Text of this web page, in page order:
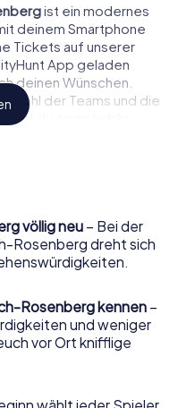
ist ein modernes
deinem Smartphone
Tickets auf unserer
App geladen
deinen Wünschen.
der Teams und die
du einen Lobby-
und erhält
in
Rosenbergwirst du
der Stadt entdecken,
und Anekdoten
– du wirst die
völlig neu – Bei der
Rosenberg dreht sich
Rosenberg kennen –
und weniger
vor Ort knifflige
wählt jeder Spieler